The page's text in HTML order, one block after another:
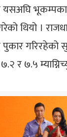
थियो ।
र ७.५